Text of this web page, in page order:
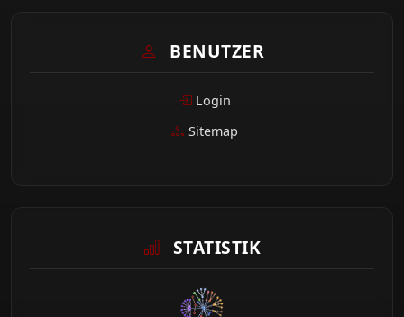
BENUTZER
Login
Sitemap
STATISTIK